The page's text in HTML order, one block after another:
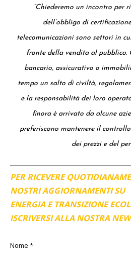
“Chiederemo un incontro per
dell’obbligo di
telecomunicazioni sono settori in
fronte della vendita al pubblico.
bancario, assicurativo o
tempo un salto di civiltà,
e la responsabilità dei loro
finora è arrivato da alcune
preferiscono mantenere il
dei prezzi e del
PER RICEVERE
NOSTRI AGGIORNAMENTI SU
ENERGIA E TRANSIZIONE
ISCRIVERSI ALLA NOSTRA
Nome *